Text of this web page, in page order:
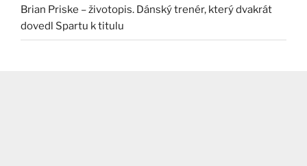
Brian Priske – životopis. Dánský trenér, který dvakrát
dovedl Spartu k titulu